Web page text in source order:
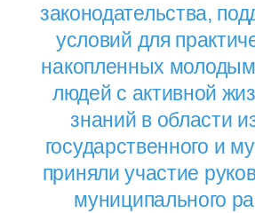
законодательства,
условий для
накопленных
людей с активной
знаний в области
государственного и
приняли участие
муниципального